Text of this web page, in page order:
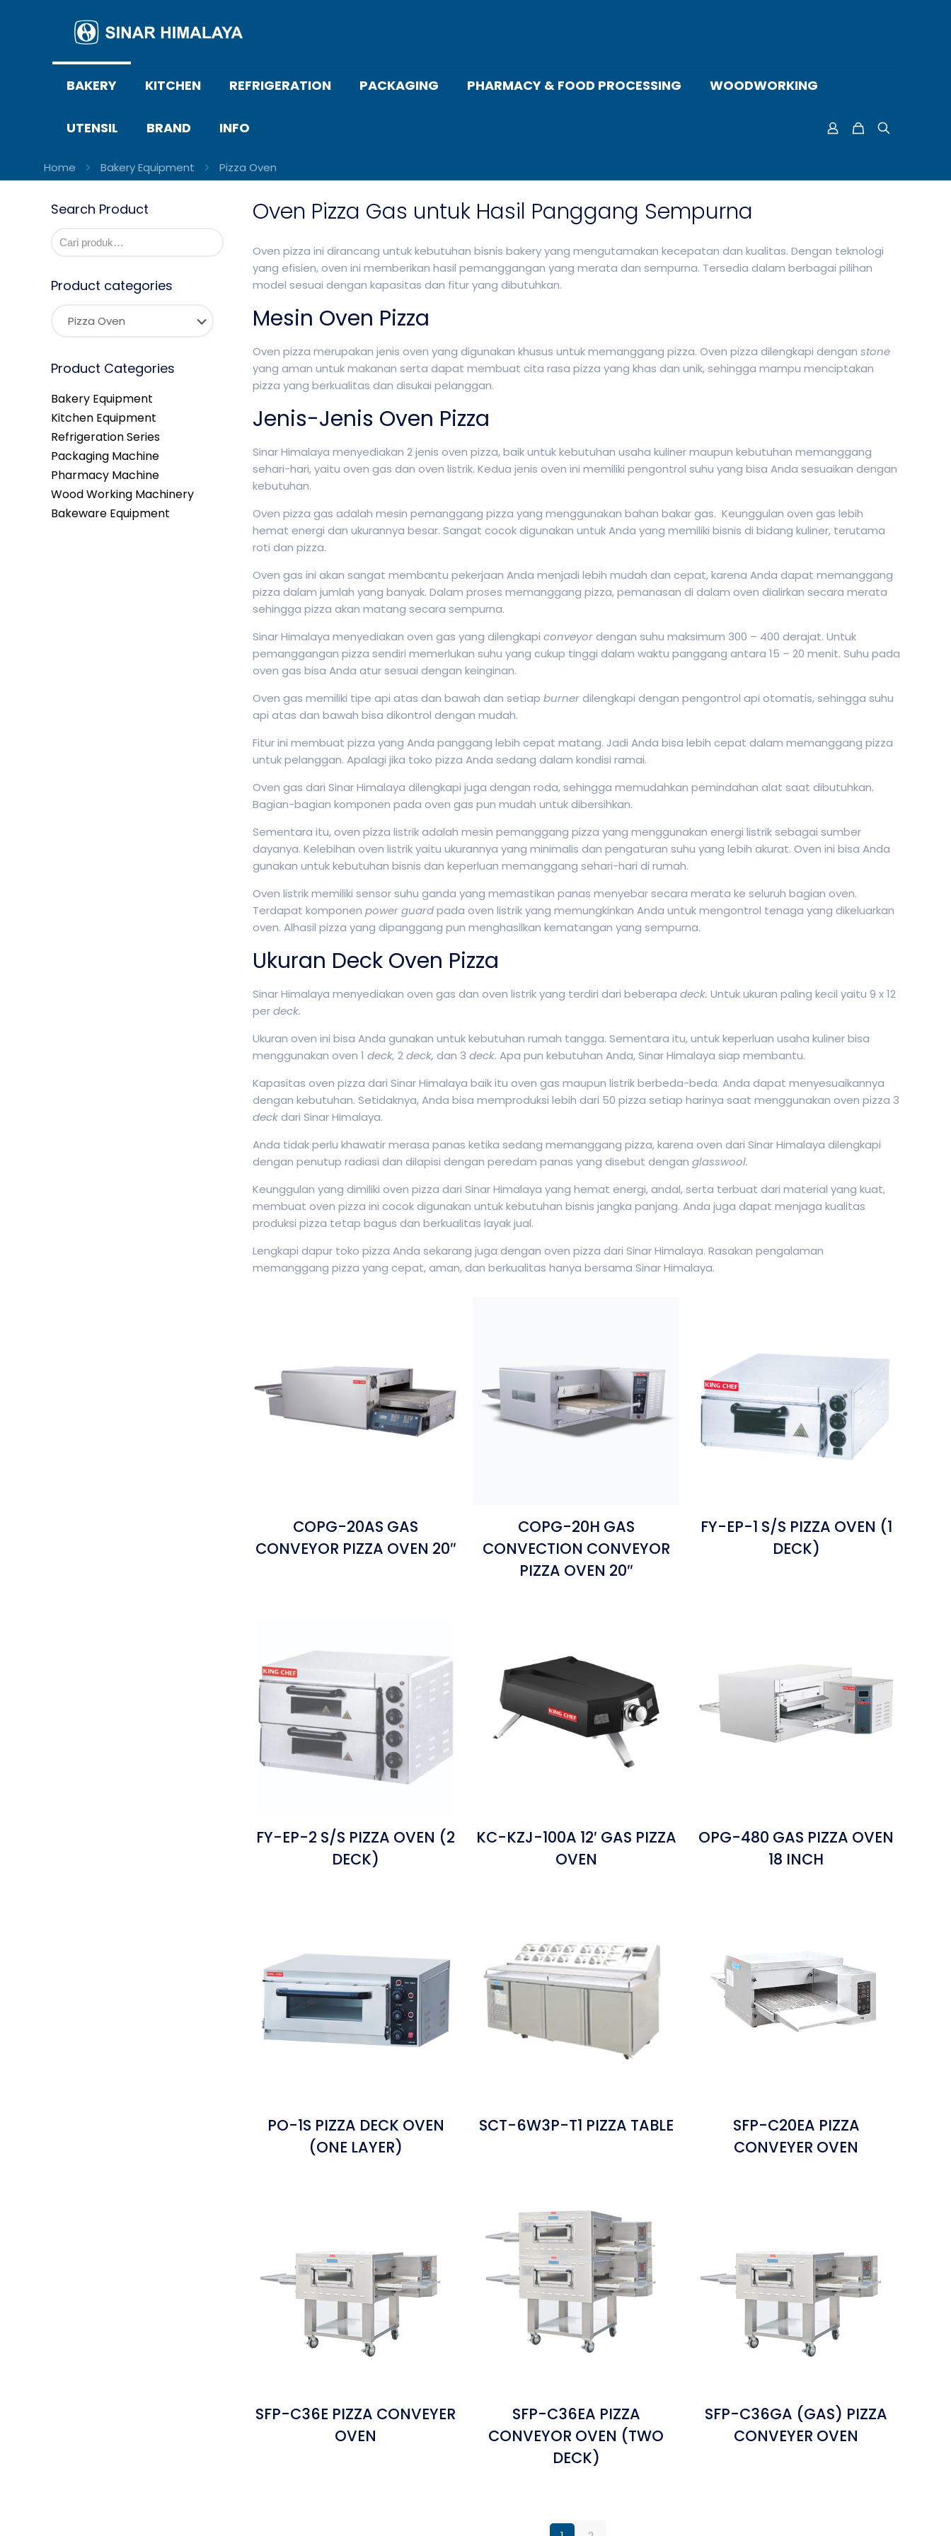
BAKERY KITCHEN REFRIGERATION PACKAGING PHARMACY & FOOD PROCESSING WOODWORKING
UTENSIL BRAND INFO
Home Bakery Equipment Pizza Oven
Oven Pizza Gas untuk Hasil Panggang Sempurna
Oven pizza ini dirancang untuk kebutuhan bisnis bakery yang mengutamakan kecepatan dan kualitas. Dengan teknologi
yang efisien, oven ini memberikan hasil pemanggangan yang merata dan sempurna. Tersedia dalam berbagai pilihan
model sesuai dengan kapasitas dan fitur yang dibutuhkan.
Mesin Oven Pizza
Oven pizza merupakan jenis oven yang digunakan khusus untuk memanggang pizza. Oven pizza dilengkapi dengan stone
yang aman untuk makanan serta dapat membuat cita rasa pizza yang khas dan unik, sehingga mampu menciptakan
pizza yang berkualitas dan disukai pelanggan.
Jenis-Jenis Oven Pizza
Sinar Himalaya menyediakan 2 jenis oven pizza, baik untuk kebutuhan usaha kuliner maupun kebutuhan memanggang
sehari-hari, yaitu oven gas dan oven listrik. Kedua jenis oven ini memiliki pengontrol suhu yang bisa Anda sesuaikan dengan
kebutuhan.
Oven pizza gas adalah mesin pemanggang pizza yang menggunakan bahan bakar gas. Keunggulan oven gas lebih
hemat energi dan ukurannya besar. Sangat cocok digunakan untuk Anda yang memiliki bisnis di bidang kuliner, terutama
roti dan pizza.
Oven gas ini akan sangat membantu pekerjaan Anda menjadi lebih mudah dan cepat, karena Anda dapat memanggang
pizza dalam jumlah yang banyak. Dalam proses memanggang pizza, pemanasan di dalam oven dialirkan secara merata
sehingga pizza akan matang secara sempurna.
Sinar Himalaya menyediakan oven gas yang dilengkapi conveyordengan suhu maksimum 300 – 400 derajat. Untuk
pemanggangan pizza sendiri memerlukan suhu yang cukup tinggi dalam waktu panggang antara 15 – 20 menit. Suhu pada
oven gas bisa Anda atur sesuai dengan keinginan.
Oven gas memiliki tipe api atas dan bawah dan setiap burnerdilengkapi dengan pengontrol api otomatis, sehingga suhu
api atas dan bawah bisa dikontrol dengan mudah.
Fitur ini membuat pizza yang Anda panggang lebih cepat matang. Jadi Anda bisa lebih cepat dalam memanggang pizza
untuk pelanggan. Apalagi jika toko pizza Anda sedang dalam kondisi ramai.
Oven gas dari Sinar Himalaya dilengkapi juga dengan roda, sehingga memudahkan pemindahan alat saat dibutuhkan.
Bagian-bagian komponen pada oven gas pun mudah untuk dibersihkan.
Sementara itu, oven pizza listrik adalah mesin pemanggang pizza yang menggunakan energi listrik sebagai sumber
dayanya. Kelebihan oven listrik yaitu ukurannya yang minimalis dan pengaturan suhu yang lebih akurat. Oven ini bisa Anda
gunakan untuk kebutuhan bisnis dan keperluan memanggang sehari-hari di rumah.
Oven listrik memiliki sensor suhu ganda yang memastikan panas menyebar secara merata ke seluruh bagian oven.
Terdapat komponen power guardpada oven listrik yang memungkinkan Anda untuk mengontrol tenaga yang dikeluarkan
oven. Alhasil pizza yang dipanggang pun menghasilkan kematangan yang sempurna.
Ukuran Deck Oven Pizza
Sinar Himalaya menyediakan oven gas dan oven listrik yang terdiri dari beberapa deck. Untuk ukuran paling kecil yaitu 9 x 12
perdeck.
Ukuran oven ini bisa Anda gunakan untuk kebutuhan rumah tangga. Sementara itu, untuk keperluan usaha kuliner bisa
menggunakan oven 1 deck, 2deck, dan 3 deck. Apa pun kebutuhan Anda, Sinar Himalaya siap membantu.
Kapasitas oven pizza dari Sinar Himalaya baik itu oven gas maupun listrik berbeda-beda. Anda dapat menyesuaikannya
dengan kebutuhan. Setidaknya, Anda bisa memproduksi lebih dari 50 pizza setiap harinya saat menggunakan oven pizza 3
deckdari Sinar Himalaya.
Anda tidak perlu khawatir merasa panas ketika sedang memanggang pizza, karena oven dari Sinar Himalaya dilengkapi
dengan penutup radiasi dan dilapisi dengan peredam panas yang disebut dengan glasswool.
Keunggulan yang dimiliki oven pizza dari Sinar Himalaya yang hemat energi, andal, serta terbuat dari material yang kuat,
membuat oven pizza ini cocok digunakan untuk kebutuhan bisnis jangka panjang. Anda juga dapat menjaga kualitas
produksi pizza tetap bagus dan berkualitas layak jual.
Lengkapi dapur toko pizza Anda sekarang juga dengan oven pizza dari Sinar Himalaya. Rasakan pengalaman
memanggang pizza yang cepat, aman, dan berkualitas hanya bersama Sinar Himalaya.
COPG-20AS GAS
CONVEYOR PIZZA OVEN 20″
COPG-20H GAS
CONVECTION CONVEYOR
PIZZA OVEN 20″
FY-EP-1 S/S PIZZA OVEN (1
DECK)
FY-EP-2 S/S PIZZA OVEN (2
DECK)
KC-KZJ-100A 12′ GAS PIZZA
OVEN
OPG-480 GAS PIZZA OVEN
18 INCH
PO-1S PIZZA DECK OVEN
(ONE LAYER)
SCT-6W3P-T1 PIZZA TABLE
SFP-C20EA PIZZA
CONVEYER OVEN
SFP-C36E PIZZA CONVEYER
OVEN
SFP-C36EA PIZZA
CONVEYOR OVEN (TWO
DECK)
SFP-C36GA (GAS) PIZZA
CONVEYER OVEN
Search Product
Product categories
Product Categories
Bakery Equipment
Kitchen Equipment
Refrigeration Series
Packaging Machine
Pharmacy Machine
Wood Working Machinery
Bakeware Equipment